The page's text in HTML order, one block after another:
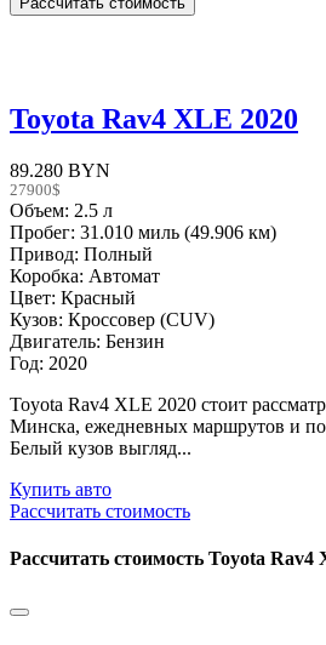
Toyota Rav4 XLE 2020
89.280 BYN
27900$
Объем: 2.5 л
Пробег: 31.010 миль (49.906 км)
Привод: Полный
Коробка: Автомат
Цвет: Красный
Кузов: Кроссовер (CUV)
Двигатель: Бензин
Год: 2020
Toyota Rav4 XLE 2020 стоит
Минска, ежедневных маршрутов и
Белый кузов выгляд...
Купить авто
Рассчитать стоимость
Рассчитать стоимость Toyota Rav4